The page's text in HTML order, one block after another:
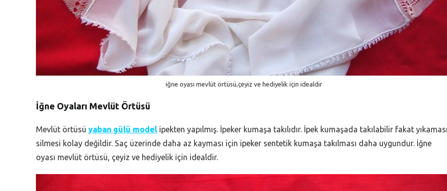
iğne oyası mevlüt örtüsü,çeyiz ve hediyelik için idealdir
İğne Oyaları Mevlüt Örtüsü
Mevlüt örtüsü yaban gülü model ipekten yapılmış. İpeker kumaşa takılıdır. İpek kumaşada takılabilir fakat
silmesi kolay değildir. Saç üzerinde daha az kayması için ipeker sentetik kumaşa takılması daha uygundur. İğne
oyası mevlüt örtüsü, çeyiz ve hediyelik için idealdir.